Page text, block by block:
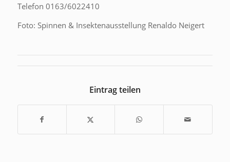
Telefon 0163/6022410
Foto: Spinnen & Insektenausstellung Renaldo Neigert
Eintrag teilen